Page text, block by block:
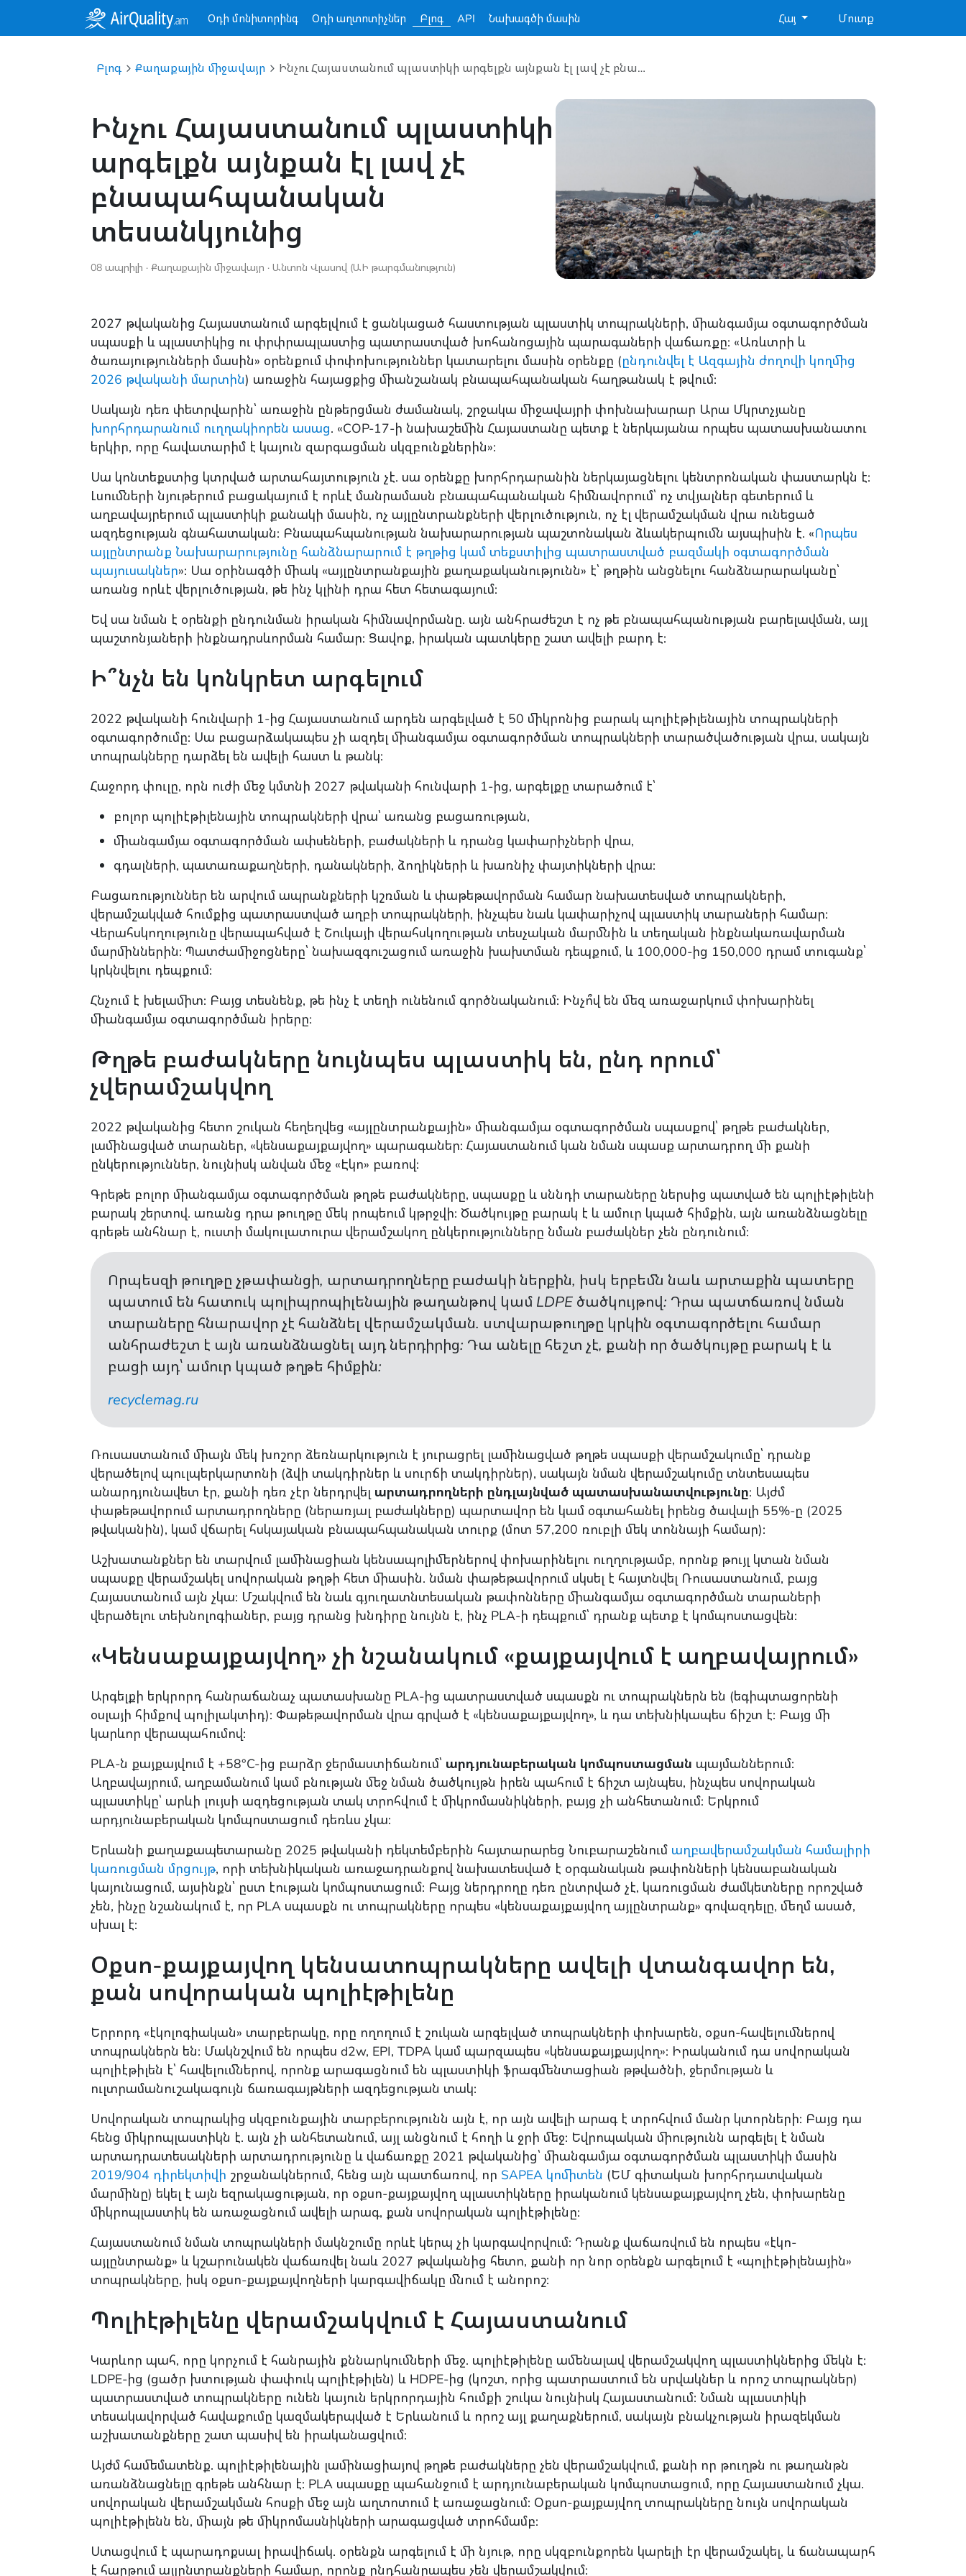
Օդի մոնիտորինգ Օդի աղտոտիչներ Բլոգ API Նախագծի մասին Հայ Մուտք
Բլոգ Քաղաքային միջավայր Ինչու Հայաստանում պլաստիկի արգելքն այնքան էլ լավ չէ բնապահպանական տեսանկյունից
Ինչու Հայաստանում պլաստիկի
արգելքն այնքան էլ լավ չէ
բնապահպանական
տեսանկյունից
08 ապրիլի · Քաղաքային միջավայր · Անտոն Վլասով (ԱԻ թարգմանություն)
2027 թվականից Հայաստանում արգելվում է ցանկացած հաստության պլաստիկ տոպրակների, միանգամյա օգտագործման
սպասքի և պլաստիկից ու փրփրապլաստից պատրաստված խոհանոցային պարագաների վաճառքը: «Առևտրի և
ծառայությունների մասին» օրենքում փոփոխություններ կատարելու մասին օրենքը (ընդունվել է Ազգային ժողովի կողմից
2026 թվականի մարտին) առաջին հայացքից միանշանակ բնապահպանական հաղթանակ է թվում:
Սակայն դեռ փետրվարին՝ առաջին ընթերցման ժամանակ, շրջակա միջավայրի փոխնախարար Արա Մկրտչյանը
խորհրդարանում ուղղակիորեն ասաց. «COP-17-ի նախաշեմին Հայաստանը պետք է ներկայանա որպես պատասխանատու
երկիր, որը հավատարիմ է կայուն զարգացման սկզբունքներին»:
Սա կոնտեքստից կտրված արտահայտություն չէ. սա օրենքը խորհրդարանին ներկայացնելու կենտրոնական փաստարկն է:
Լսումների նյութերում բացակայում է որևէ մանրամասն բնապահպանական հիմնավորում՝ ոչ տվյալներ գետերում և
աղբավայրերում պլաստիկի քանակի մասին, ոչ այլընտրանքների վերլուծություն, ոչ էլ վերամշակման վրա ունեցած
ազդեցության գնահատական: Բնապահպանության նախարարության պաշտոնական ձևակերպումն այսպիսին է. «Որպես
այլընտրանք Նախարարությունը հանձնարարում է թղթից կամ տեքստիլից պատրաստված բազմակի օգտագործման
պայուսակներ»: Սա օրինագծի միակ «այլընտրանքային քաղաքականությունն» է՝ թղթին անցնելու հանձնարարականը՝
առանց որևէ վերլուծության, թե ինչ կլինի դրա հետ հետագայում:
Եվ սա նման է օրենքի ընդունման իրական հիմնավորմանը. այն անհրաժեշտ է ոչ թե բնապահպանության բարելավման, այլ
պաշտոնյաների ինքնադրսևորման համար: Ցավոք, իրական պատկերը շատ ավելի բարդ է:
Ի՞նչն են կոնկրետ արգելում
2022 թվականի հունվարի 1-ից Հայաստանում արդեն արգելված է 50 միկրոնից բարակ պոլիէթիլենային տոպրակների
օգտագործումը: Սա բացարձակապես չի ազդել միանգամյա օգտագործման տոպրակների տարածվածության վրա, սակայն
տոպրակները դարձել են ավելի հաստ և թանկ:
Հաջորդ փուլը, որն ուժի մեջ կմտնի 2027 թվականի հունվարի 1-ից, արգելքը տարածում է՝
բոլոր պոլիէթիլենային տոպրակների վրա՝ առանց բացառության,
միանգամյա օգտագործման ափսեների, բաժակների և դրանց կափարիչների վրա,
գդալների, պատառաքաղների, դանակների, ձողիկների և խառնիչ փայտիկների վրա:
Բացառություններ են արվում ապրանքների կշռման և փաթեթավորման համար նախատեսված տոպրակների,
վերամշակված հումքից պատրաստված աղբի տոպրակների, ինչպես նաև կափարիչով պլաստիկ տարաների համար:
Վերահսկողությունը վերապահված է Շուկայի վերահսկողության տեսչական մարմնին և տեղական ինքնակառավարման
մարմիններին: Պատժամիջոցները՝ նախազգուշացում առաջին խախտման դեպքում, և 100,000-ից 150,000 դրամ տուգանք՝
կրկնվելու դեպքում:
Հնչում է խելամիտ: Բայց տեսնենք, թե ինչ է տեղի ունենում գործնականում: Ինչո՞վ են մեզ առաջարկում փոխարինել
միանգամյա օգտագործման իրերը:
Թղթե բաժակները նույնպես պլաստիկ են, ընդ որում՝
չվերամշակվող
2022 թվականից հետո շուկան հեղեղվեց «այլընտրանքային» միանգամյա օգտագործման սպասքով՝ թղթե բաժակներ,
լամինացված տարաներ, «կենսաքայքայվող» պարագաներ: Հայաստանում կան նման սպասք արտադրող մի քանի
ընկերություններ, նույնիսկ անվան մեջ «Էկո» բառով:
Գրեթե բոլոր միանգամյա օգտագործման թղթե բաժակները, սպասքը և սննդի տարաները ներսից պատված են պոլիէթիլենի
բարակ շերտով. առանց դրա թուղթը մեկ րոպեում կթրջվի: Ծածկույթը բարակ է և ամուր կպած հիմքին, այն առանձնացնելը
գրեթե անհնար է, ուստի մակուլատուրա վերամշակող ընկերությունները նման բաժակներ չեն ընդունում:
Որպեսզի թուղթը չթափանցի, արտադրողները բաժակի ներքին, իսկ երբեմն նաև արտաքին պատերը
պատում են հատուկ պոլիպրոպիլենային թաղանթով կամ LDPE ծածկույթով: Դրա պատճառով նման
տարաները հնարավոր չէ հանձնել վերամշակման. ստվարաթուղթը կրկին օգտագործելու համար
անհրաժեշտ է այն առանձնացնել այդ ներդիրից: Դա անելը հեշտ չէ, քանի որ ծածկույթը բարակ է և
բացի այդ՝ ամուր կպած թղթե հիմքին:
recyclemag.ru
Ռուսաստանում միայն մեկ խոշոր ձեռնարկություն է յուրացրել լամինացված թղթե սպասքի վերամշակումը՝ դրանք
վերածելով պուլպերկարտոնի (ձվի տակդիրներ և սուրճի տակդիրներ), սակայն նման վերամշակումը տնտեսապես
անարդյունավետ էր, քանի դեռ չէր ներդրվել արտադրողների ընդլայնված պատասխանատվությունը: Այժմ
փաթեթավորում արտադրողները (ներառյալ բաժակները) պարտավոր են կամ օգտահանել իրենց ծավալի 55%-ը (2025
թվականին), կամ վճարել հսկայական բնապահպանական տուրք (մոտ 57,200 ռուբլի մեկ տոննայի համար):
Աշխատանքներ են տարվում լամինացիան կենսապոլիմերներով փոխարինելու ուղղությամբ, որոնք թույլ կտան նման
սպասքը վերամշակել սովորական թղթի հետ միասին. նման փաթեթավորում սկսել է հայտնվել Ռուսաստանում, բայց
Հայաստանում այն չկա: Մշակվում են նաև գյուղատնտեսական թափոնները միանգամյա օգտագործման տարաների
վերածելու տեխնոլոգիաներ, բայց դրանց խնդիրը նույնն է, ինչ PLA-ի դեպքում՝ դրանք պետք է կոմպոստացվեն:
«Կենսաքայքայվող» չի նշանակում «քայքայվում է աղբավայրում»
Արգելքի երկրորդ հանրաճանաչ պատասխանը PLA-ից պատրաստված սպասքն ու տոպրակներն են (եգիպտացորենի
օսլայի հիմքով պոլիլակտիդ): Փաթեթավորման վրա գրված է «կենսաքայքայվող», և դա տեխնիկապես ճիշտ է: Բայց մի
կարևոր վերապահումով:
PLA-ն քայքայվում է +58°C-ից բարձր ջերմաստիճանում՝ արդյունաբերական կոմպոստացման պայմաններում:
Աղբավայրում, աղբամանում կամ բնության մեջ նման ծածկույթն իրեն պահում է ճիշտ այնպես, ինչպես սովորական
պլաստիկը՝ արևի լույսի ազդեցության տակ տրոհվում է միկրոմասնիկների, բայց չի անհետանում: Երկրում
արդյունաբերական կոմպոստացում դեռևս չկա:
Երևանի քաղաքապետարանը 2025 թվականի դեկտեմբերին հայտարարեց Նուբարաշենում աղբավերամշակման համալիրի
կառուցման մրցույթ, որի տեխնիկական առաջադրանքով նախատեսված է օրգանական թափոնների կենսաբանական
կայունացում, այսինքն՝ ըստ էության կոմպոստացում: Բայց ներդրողը դեռ ընտրված չէ, կառուցման ժամկետները որոշված
չեն, ինչը նշանակում է, որ PLA սպասքն ու տոպրակները որպես «կենսաքայքայվող այլընտրանք» գովազդելը, մեղմ ասած,
սխալ է:
Օքսո-քայքայվող կենսատոպրակները ավելի վտանգավոր են,
քան սովորական պոլիէթիլենը
Երրորդ «էկոլոգիական» տարբերակը, որը ողողում է շուկան արգելված տոպրակների փոխարեն, օքսո-հավելումներով
տոպրակներն են: Մակնշվում են որպես d2w, EPI, TDPA կամ պարզապես «կենսաքայքայվող»: Իրականում դա սովորական
պոլիէթիլեն է՝ հավելումներով, որոնք արագացնում են պլաստիկի ֆրագմենտացիան թթվածնի, ջերմության և
ուլտրամանուշակագույն ճառագայթների ազդեցության տակ:
Սովորական տոպրակից սկզբունքային տարբերությունն այն է, որ այն ավելի արագ է տրոհվում մանր կտորների: Բայց դա
հենց միկրոպլաստիկն է. այն չի անհետանում, այլ անցնում է հողի և ջրի մեջ: Եվրոպական միությունն արգելել է նման
արտադրատեսակների արտադրությունը և վաճառքը 2021 թվականից՝ միանգամյա օգտագործման պլաստիկի մասին
2019/904 դիրեկտիվի շրջանակներում, հենց այն պատճառով, որ SAPEA կոմիտեն (ԵՄ գիտական խորհրդատվական
մարմինը) եկել է այն եզրակացության, որ օքսո-քայքայվող պլաստիկները իրականում կենսաքայքայվող չեն, փոխարենը
միկրոպլաստիկ են առաջացնում ավելի արագ, քան սովորական պոլիէթիլենը:
Հայաստանում նման տոպրակների մակնշումը որևէ կերպ չի կարգավորվում: Դրանք վաճառվում են որպես «էկո-
այլընտրանք» և կշարունակեն վաճառվել նաև 2027 թվականից հետո, քանի որ նոր օրենքն արգելում է «պոլիէթիլենային»
տոպրակները, իսկ օքսո-քայքայվողների կարգավիճակը մնում է անորոշ:
Պոլիէթիլենը վերամշակվում է Հայաստանում
Կարևոր պահ, որը կորչում է հանրային քննարկումների մեջ. պոլիէթիլենը ամենալավ վերամշակվող պլաստիկներից մեկն է:
LDPE-ից (ցածր խտության փափուկ պոլիէթիլեն) և HDPE-ից (կոշտ, որից պատրաստում են սրվակներ և որոշ տոպրակներ)
պատրաստված տոպրակները ունեն կայուն երկրորդային հումքի շուկա նույնիսկ Հայաստանում: Նման պլաստիկի
տեսակավորված հավաքումը կազմակերպված է Երևանում և որոշ այլ քաղաքներում, սակայն բնակչության իրազեկման
աշխատանքները շատ պասիվ են իրականացվում:
Այժմ համեմատենք. պոլիէթիլենային լամինացիայով թղթե բաժակները չեն վերամշակվում, քանի որ թուղթն ու թաղանթն
առանձնացնելը գրեթե անհնար է: PLA սպասքը պահանջում է արդյունաբերական կոմպոստացում, որը Հայաստանում չկա.
սովորական վերամշակման հոսքի մեջ այն աղտոտում է առաջացնում: Օքսո-քայքայվող տոպրակները նույն սովորական
պոլիէթիլենն են, միայն թե միկրոմասնիկների արագացված տրոհմամբ:
Ստացվում է պարադոքսալ իրավիճակ. օրենքն արգելում է մի նյութ, որը սկզբունքորեն կարելի էր վերամշակել, և ճանապարհ
է հարթում այլընտրանքների համար, որոնք ընդհանրապես չեն վերամշակվում: